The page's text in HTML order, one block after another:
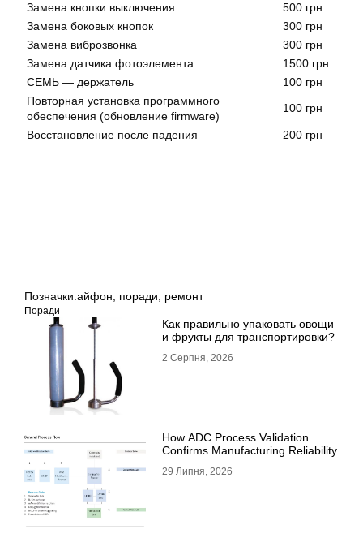
Замена кнопки выключения
500 грн
Замена боковых кнопок
300 грн
Замена виброзвонка
300 грн
Замена датчика фотоэлемента
1500 грн
СЕМЬ — держатель
100 грн
Повторная установка программного
обеспечения (обновление firmware)
100 грн
Восстановление после падения 200 грн
Позначки:айфон поради ремонт
Поради
Как правильно упаковать овощи
и фрукты для транспортировки?
2 Серпня, 2026
How ADC Process Validation
Confirms Manufacturing Reliability
29 Липня, 2026